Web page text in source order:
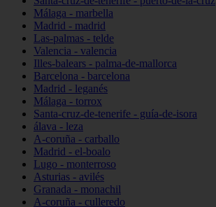
Málaga - marbella
Madrid - madrid
Las-palmas - telde
Valencia - valencia
Illes-balears - palma-de-mallorca
Barcelona - barcelona
Madrid - leganés
Málaga - torrox
Santa-cruz-de-tenerife - guía-de-isora
álava - leza
A-coruña - carballo
Madrid - el-boalo
Lugo - monterroso
Asturias - avilés
Granada - monachil
A-coruña - culleredo